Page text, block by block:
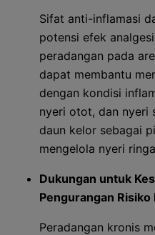
Sifat anti-inflamasi
potensi efek
peradangan pada
dapat membantu
dengan kondisi
nyeri otot, dan nyeri
daun kelor sebagai
mengelola nyeri
Dukungan untuk
Pengurangan
Peradangan kronis